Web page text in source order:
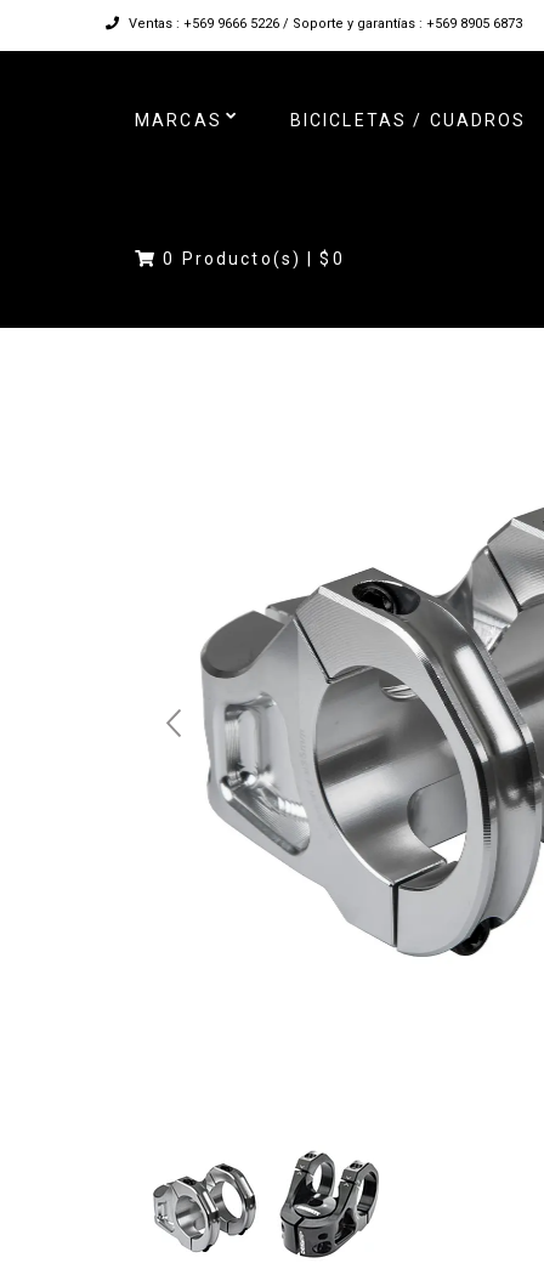
Ventas : +569 9666 5226 / Soporte y garantías : +569 8905 6873
MARCAS BICICLETAS / CUADROS
0 Producto(s) |$0